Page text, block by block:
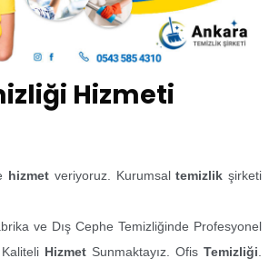
Hizmeti
hizmet veriyoruz. Kurumsaltemizlik şirketi
ve Dış Cephe Temizliğinde Profesyonel
Hizmet Sunmaktayız. Ofis Temizliği